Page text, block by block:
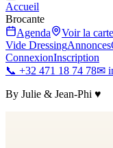
Accueil
Brocante
Agenda
Voir la carte
Vide DressingAnnonces
ConnexionInscription
📞 +32 471 18 74 78✉
By Julie & Jean-Phi ♥